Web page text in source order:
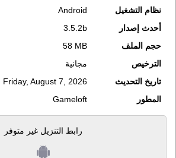
نظام التشغيل
Android
أحدث إصدار
3.5.2b
حجم الملف
58 MB
الترخيص
مجانية
تاريخ التحديث
Friday, August 7, 2026
المطور
Gameloft
رابط التنزيل غير متوفر